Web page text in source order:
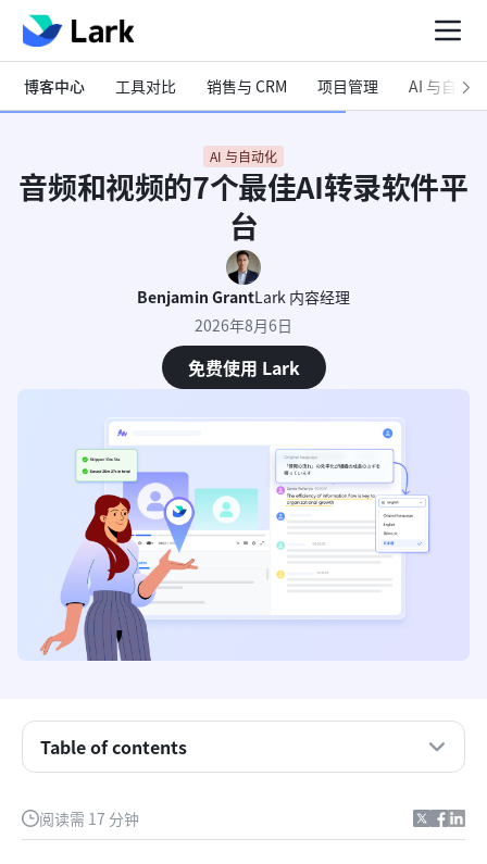
博客中心 工具对比 销售与 CRM 项目管理 AI 与自动化
AI 与自动化
音频和视频的7个最佳AI转录软件平
台
Benjamin GrantLark 内容经理
2026年8月6日
免费使用 Lark
阅读需 17 分钟
Table of contents
转录软件中应关注的4个关键功能